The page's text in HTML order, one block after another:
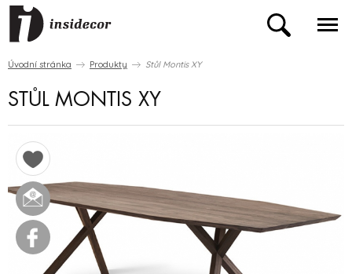
Úvodní stránka Produkty Stůl Montis XY
STŮL MONTIS XY